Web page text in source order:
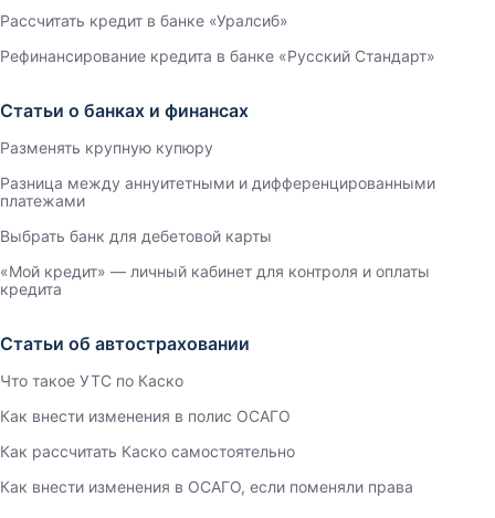
Рассчитать кредит в банке «Уралсиб»
Рефинансирование кредита в банке «Русский Стандарт»
Статьи о банках и финансах
Разменять крупную купюру
Разница между аннуитетными и дифференцированными
платежами
Выбрать банк для дебетовой карты
«Мой кредит» — личный кабинет для контроля и оплаты
кредита
Статьи об автостраховании
Что такое УТС по Каско
Как внести изменения в полис ОСАГО
Как рассчитать Каско самостоятельно
Как внести изменения в ОСАГО, если поменяли права